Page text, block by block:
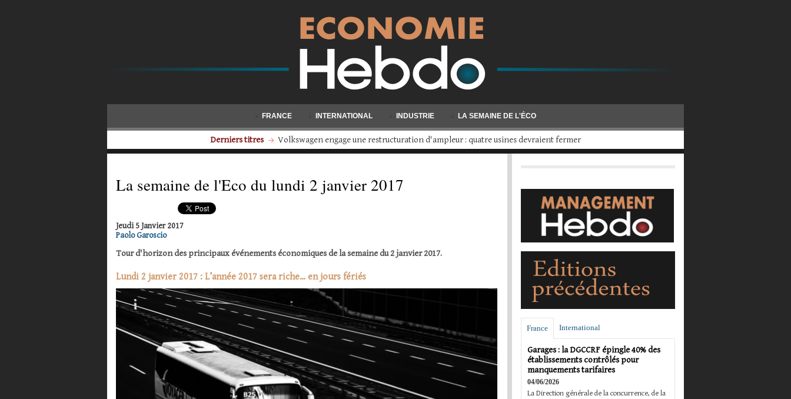
FRANCE INTERNATIONAL INDUSTRIE LA SEMAINE DE L'ÉCO
Derniers titres Millionnaires : un million de personnes sont venues grossir les rangs en 2025, a calculé UBS
La semaine de l'Eco du lundi 2 janvier 2017
Jeudi 5 Janvier 2017
Paolo Garoscio
Tour d'horizon des principaux événements économiques de la semaine du 2 janvier 2017.
Lundi 2 janvier 2017 : L’année 2017 sera riche… en jours fériés
France International
Garages : la DGCCRF épingle 40% des
établissements contrôlés pour
manquements tarifaires
04/06/2026
La Direction générale de la concurrence, de la